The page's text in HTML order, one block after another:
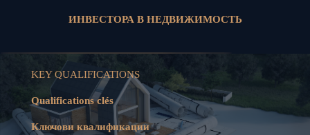
ИНВЕСТОРА В НЕДВИЖИМОСТЬ
KEY QUALIFICATIONS
Qualifications clés
Ключови квалификации